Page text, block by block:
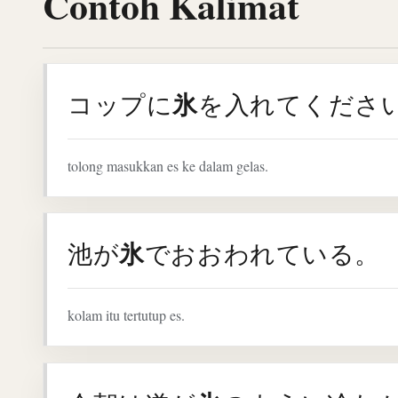
コップに氷を入れてくださ
tolong masukkan es ke dalam gelas.
池が氷でおおわれている。
kolam itu tertutup es.